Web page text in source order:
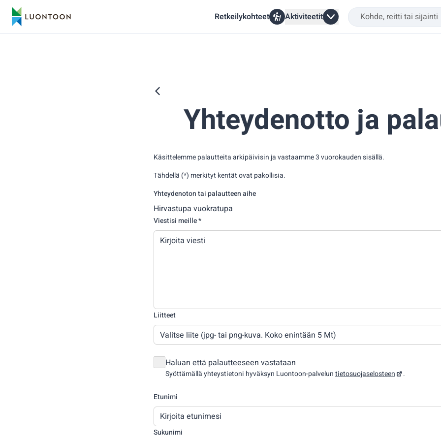
Retkeilykohteet Aktiviteetit
Yhteydenotto ja
Käsittelemme palautteita arkipäivisin ja vastaamme 3 vuorokauden sisällä.
Tähdellä (*) merkityt kentät ovat pakollisia.
Yhteydenoton tai palautteen aihe
Hirvastupa vuokratupa
Viestisi meille *
Liitteet
Valitse liite (jpg- tai png-kuva. Koko enintään 5 Mt)
Haluan että palautteeseen vastataan
Syöttämällä yhteystietoni hyväksyn Luontoon-palveluntietosuojaselosteen .
Etunimi
Sukunimi